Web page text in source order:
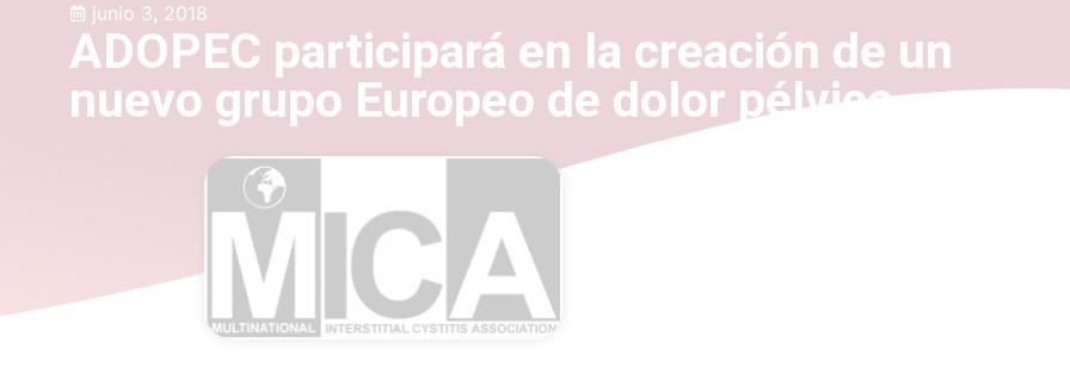
ADOPEC participará en la creación de un
nuevo grupo Europeo de dolor pélvico
junio 3, 2018